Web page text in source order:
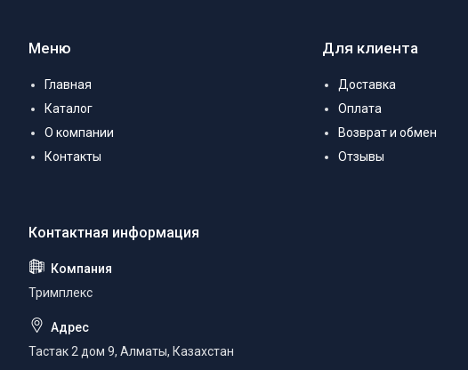
Меню
Главная
Каталог
О компании
Контакты
Для клиента
Доставка
Оплата
Возврат и обмен
Отзывы
Тримплекс
Тастак 2 дом 9, Алматы, Казахстан